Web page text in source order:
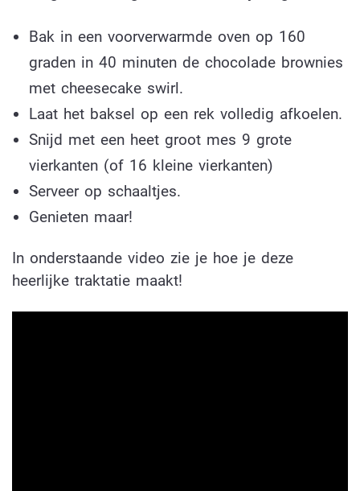
Bak in een voorverwarmde oven op 160
graden in 40 minuten de chocolade brownies
met cheesecake swirl.
Laat het baksel op een rek volledig afkoelen.
Snijd met een heet groot mes 9 grote
vierkanten (of 16 kleine vierkanten)
Serveer op schaaltjes.
Genieten maar!
In onderstaande video zie je hoe je deze
heerlijke traktatie maakt!